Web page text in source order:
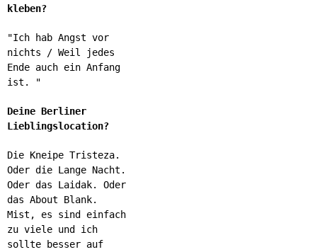
kleben?
"Ich hab Angst vor
nichts / Weil jedes
Ende auch ein Anfang
ist.
"
Deine Berliner
Lieblingslocation?
Die Kneipe Tristeza.
Oder die Lange Nacht.
Oder das Laidak. Oder
das About Blank.
Mist, es sind einfach
zu viele und ich
sollte besser auf